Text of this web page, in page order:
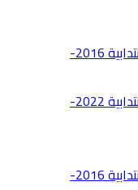
الولاية الانتدابية 2016-
الولاية الانتدابية 2022-
الولاية الانتدابية 2016-